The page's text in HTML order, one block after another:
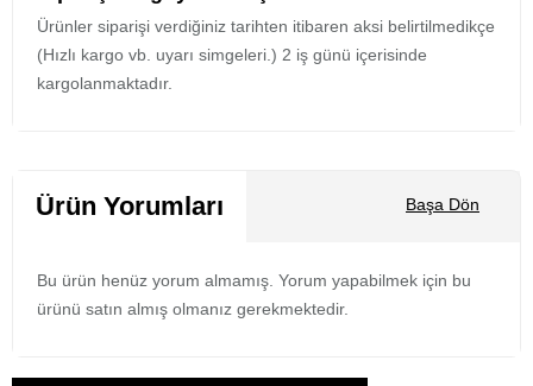
Ürünler siparişi verdiğiniz tarihten itibaren aksi belirtilmedikçe
(Hızlı kargo vb. uyarı simgeleri.) 2 iş günü içerisinde
kargolanmaktadır.
Ürün Yorumları Başa Dön
Bu ürün henüz yorum almamış. Yorum yapabilmek için bu
ürünü satın almış olmanız gerekmektedir.